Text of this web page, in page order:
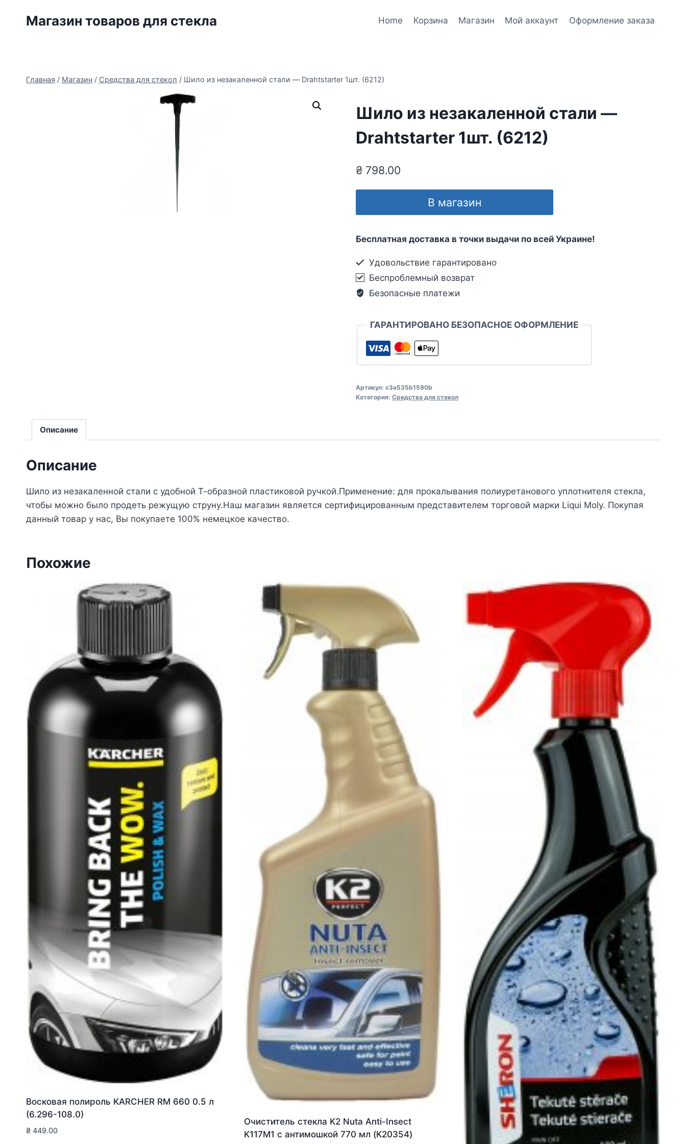
Магазин товаров для стекла Home Корзина Магазин Мой аккаунт Оформление заказа
Главная / Магазин / Средства для стекол / Шило из незакаленной стали — Drahtstarter 1шт. (6212)
Шило из незакаленной стали —
Drahtstarter 1шт. (6212)
₴798.00
В магазин
Бесплатная доставка в точки выдачи по всей Украине!
Удовольствие гарантировано
Беспроблемный возврат
Безопасные платежи
ГАРАНТИРОВАНО БЕЗОПАСНОЕ ОФОРМЛЕНИЕ
Артикул: c3a535b1590b
Категория: Средства для стекол
Описание
Описание
Шило из незакаленной стали с удобной Т-образной пластиковой ручкой.Применение: для прокалывания полиуретанового уплотнителя стекла,
чтобы можно было продеть режущую струну.Наш магазин является сертифицированным представителем торговой марки Liqui Moly. Покупая
данный товар у нас, Вы покупаете 100% немецкое качество.
Похожие
Восковая полироль KARCHER RM 660 0.5 л
(6.296-108.0)
₴ 449.00
Очиститель стекла K2 Nuta Anti-Insect
K117M1 с антимошкой 770 мл (K20354)